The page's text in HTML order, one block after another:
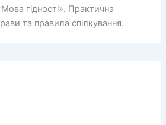
гідності». Практична
та правила спілкування.